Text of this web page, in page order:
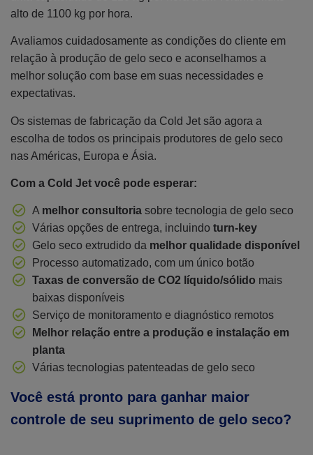
alto de 1100 kg por hora.
Avaliamos cuidadosamente as condições do cliente em
relação à produção de gelo seco e aconselhamos a
melhor solução com base em suas necessidades e
expectativas.
Os sistemas de fabricação da Cold Jet são agora a
escolha de todos os principais produtores de gelo seco
nas Américas, Europa e Ásia.
Com a Cold Jet você pode esperar:
A melhor consultoriasobre tecnologia de gelo seco
Várias opções de entrega, incluindo turn-key
Gelo seco extrudido da melhor qualidade disponível
Processo automatizado, com um único botão
Taxas de conversão de CO2 líquido/sólido mais
baixas disponíveis
Serviço de monitoramento e diagnóstico remotos
Melhor relação entre a produção e instalação em
planta
Várias tecnologias patenteadas de gelo seco
Você está pronto para ganhar maior
controle de seu suprimento de gelo seco?